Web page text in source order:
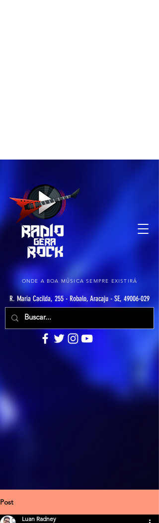
ONDE A BOA MÚSICA SEMPRE EXISTIRÁ
R. Maria Cacilda, 255 - Robalo, Aracaju - SE, 49006-029
Post
Luan Radney